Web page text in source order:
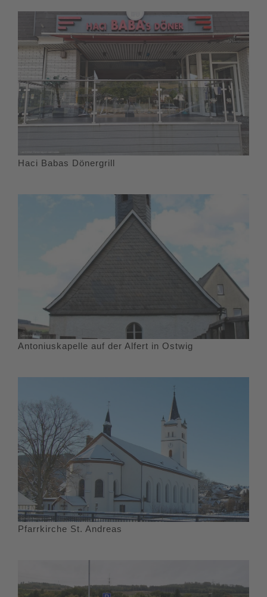
Haci Babas Dönergrill
Antoniuskapelle auf der Alfert in Ostwig
Pfarrkirche St. Andreas